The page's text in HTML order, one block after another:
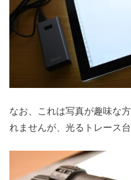
なお、これは写真が趣味な
れませんが、光るトレース